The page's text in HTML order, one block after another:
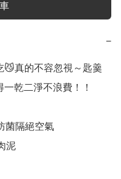
−
😼真的不容忽視～匙羹
乾二淨不浪費！！
菌隔絕空氣
泥